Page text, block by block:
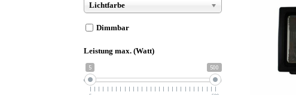
Lichtfarbe
Dimmbar
Leistung max. (Watt)
5 500